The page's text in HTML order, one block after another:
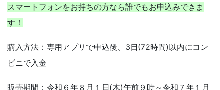
スマートフォンをお持ちの方なら誰でもお申込みできま
す！
購入方法：専用アプリで申込後、3日(72時間)以内にコン
ビニで入金
販売期間：令和６年８月１日(木)午前９時～令和７年１月